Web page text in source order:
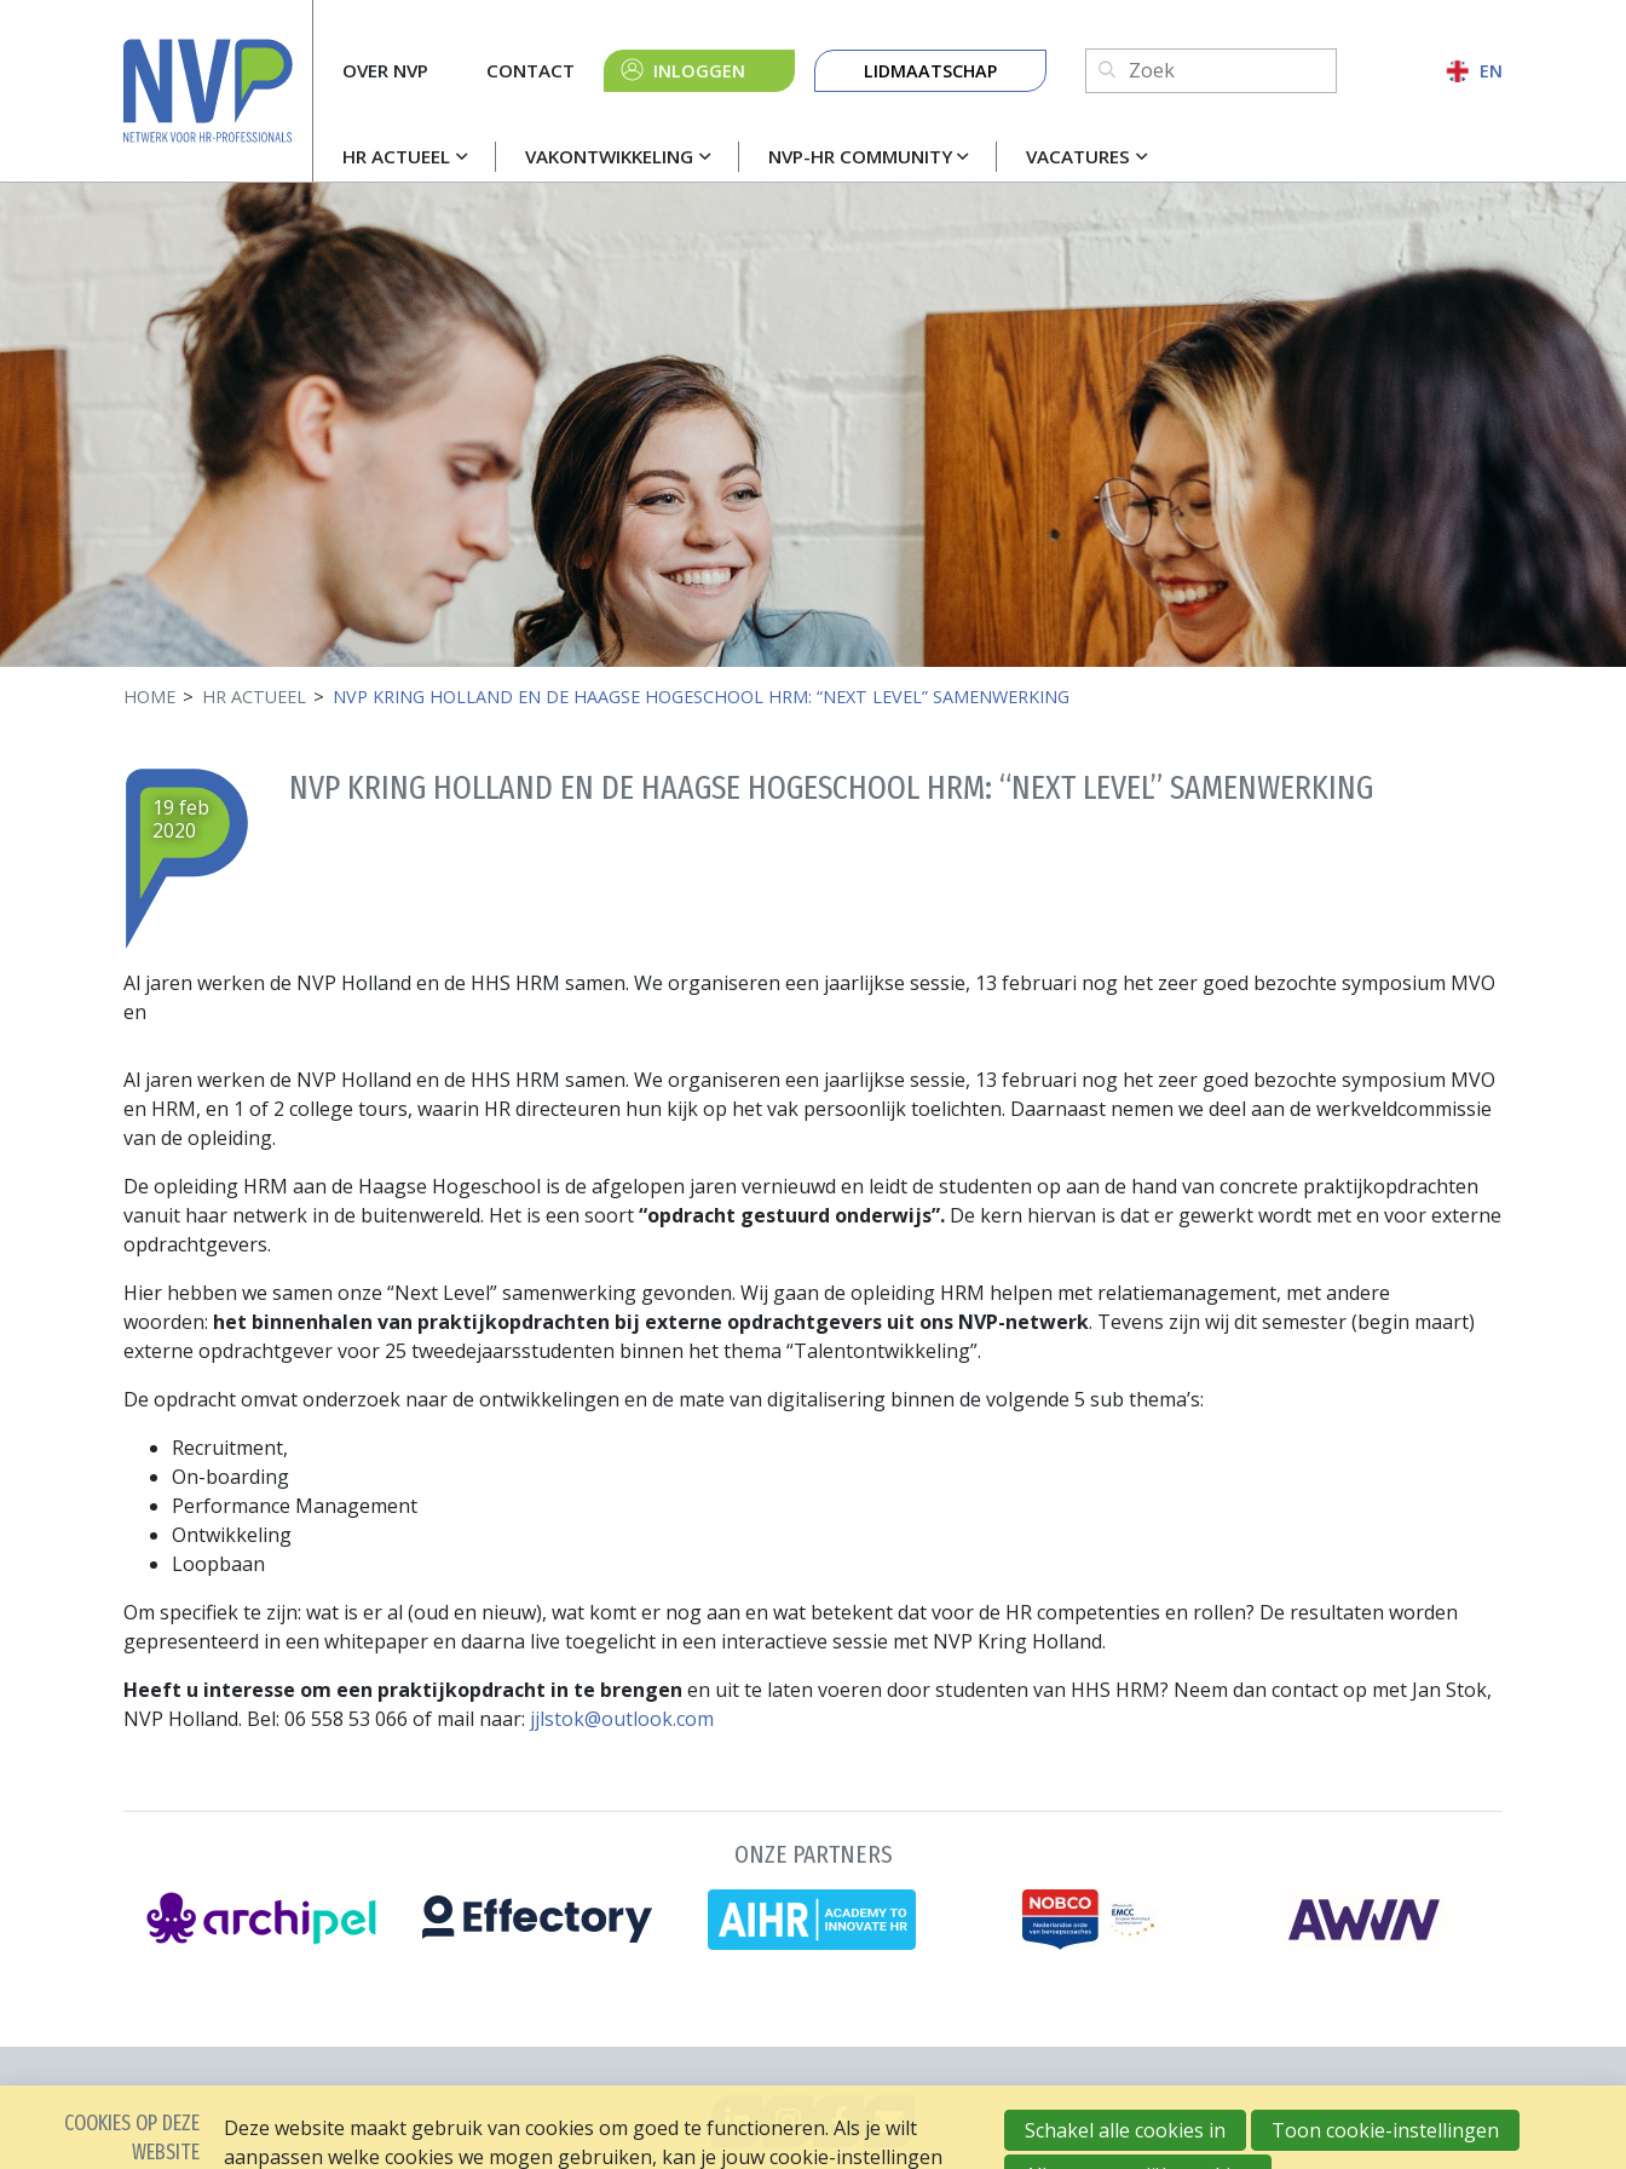
Hoofdnavigatie
HR ACTUEEL VAKONTWIKKELING NVP-HR COMMUNITY VACATURES
MetaOVER NVP CONTACT INLOGGEN
Knop
navigatie
LIDMAATSCHAP Zoeken:
ZOEKEN
EN
HOME HR ACTUEEL NVP KRING HOLLAND EN DE HAAGSE HOGESCHOOL HRM: “NEXT LEVEL” SAMENWERKING
NVP KRING HOLLAND EN DE HAAGSE HOGESCHOOL HRM: “NEXT LEVEL” SAMENWERKING
19 feb
2020
Al jaren werken de NVP Holland en de HHS HRM samen. We organiseren een jaarlijkse sessie, 13 februari nog het zeer goed bezochte symposium MVO
en
Al jaren werken de NVP Holland en de HHS HRM samen. We organiseren een jaarlijkse sessie, 13 februari nog het zeer goed bezochte symposium MVO
en HRM, en 1 of 2 college tours, waarin HR directeuren hun kijk op het vak persoonlijk toelichten. Daarnaast nemen we deel aan de werkveldcommissie
van de opleiding.
De opleiding HRM aan de Haagse Hogeschool is de afgelopen jaren vernieuwd en leidt de studenten op aan de hand van concrete praktijkopdrachten
vanuit haar netwerk in de buitenwereld. Het is een soort“opdracht gestuurd onderwijs”. De kern hiervan is dat er gewerkt wordt met en voor externe
opdrachtgevers.
Hier hebben we samen onze “Next Level” samenwerking gevonden. Wij gaan de opleiding HRM helpen met relatiemanagement, met andere
woorden: het binnenhalen van praktijkopdrachten bij externe opdrachtgevers uit ons NVP-netwerk. Tevens zijn wij dit semester (begin maart)
externe opdrachtgever voor 25 tweedejaarsstudenten binnen het thema “Talentontwikkeling”.
De opdracht omvat onderzoek naar de ontwikkelingen en de mate van digitalisering binnen de volgende 5 sub thema’s:
Recruitment,
On-boarding
Performance Management
Ontwikkeling
Loopbaan
Om specifiek te zijn: wat is er al (oud en nieuw), wat komt er nog aan en wat betekent dat voor de HR competenties en rollen? De resultaten worden
gepresenteerd in een whitepaper en daarna live toegelicht in een interactieve sessie met NVP Kring Holland.
Heeft u interesse om een praktijkopdracht in te brengen en uit te laten voeren door studenten van HHS HRM? Neem dan contact op met Jan Stok,
NVP Holland. Bel: 06 558 53 066 of mail naar: jjlstok@outlook.com
ONZE PARTNERS
GA
NAAR
GO
TO
GA
NAAR
MAIL
NAAR
COOKIES OP DEZE
WEBSITE
Deze website maakt gebruik van cookies om goed te functioneren. Als je wilt
aanpassen welke cookies we mogen gebruiken, kan je jouw cookie-instellingen
Schakel alle cookies in
Toon cookie-instellingen